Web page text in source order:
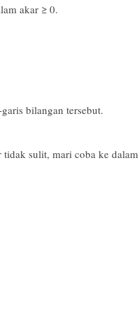
akar ≥ 0.
bilangan tersebut.
sulit, mari coba ke